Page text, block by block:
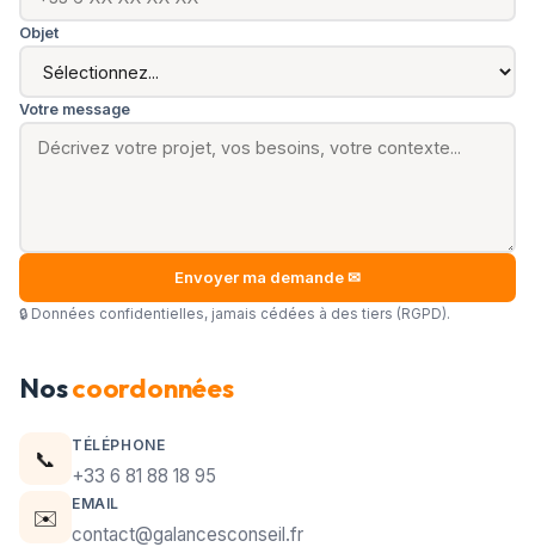
Objet
Votre message
Envoyer ma demande ✉
🔒 Données confidentielles, jamais cédées à des tiers (RGPD).
Noscoordonnées
📞
TÉLÉPHONE
+33 6 81 88 18 95
✉️
EMAIL
contact@galancesconseil.fr